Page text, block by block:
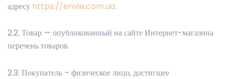
адресу https://envie.com.ua.
2.2. Товар — опубликованный на сайте Интернет-магазина
перечень товаров.
2.3. Покупатель – физическое лицо, достигшее